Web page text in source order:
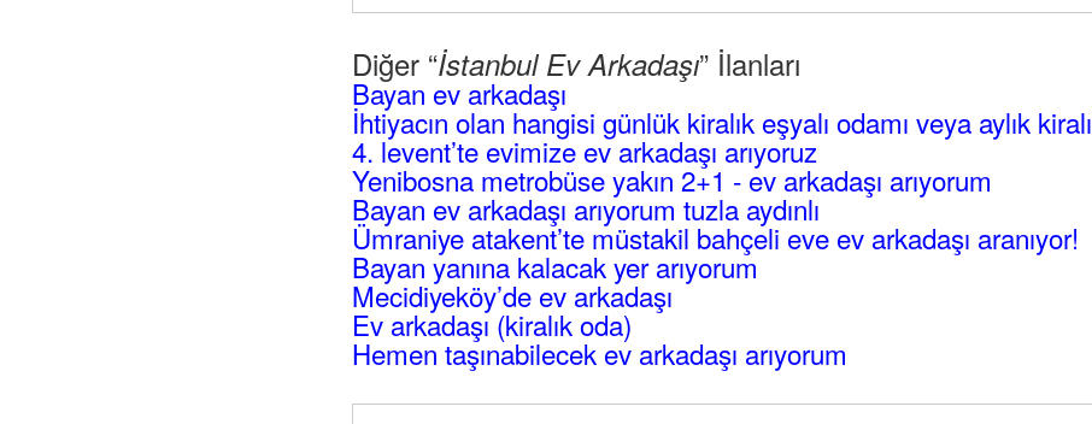
Diğer “İstanbul Ev Arkadaşı” İlanları
Bayan ev arkadaşı
İhtiyacın olan hangisi günlük kiralık eşyalı odamı veya aylık
4. levent’te evimize ev arkadaşı arıyoruz
Yenibosna metrobüse yakın 2+1 - ev arkadaşı arıyorum
Bayan ev arkadaşı arıyorum tuzla aydınlı
Ümraniye atakent’te müstakil bahçeli eve ev arkadaşı aranıyor!
Bayan yanına kalacak yer arıyorum
Mecidiyeköy’de ev arkadaşı
Ev arkadaşı (kiralık oda)
Hemen taşınabilecek ev arkadaşı arıyorum